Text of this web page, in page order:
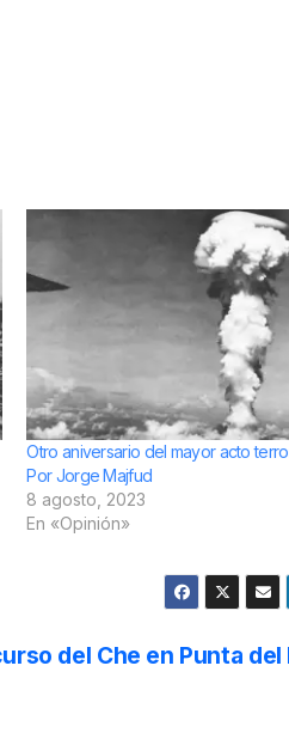
Otro aniversario del mayor acto
Por Jorge Majfud
8 agosto, 2023
En «Opinión»
del Che en Punta del